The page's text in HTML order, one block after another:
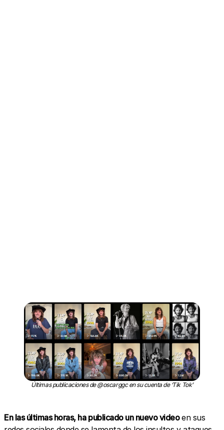
Últimas publicaciones de @oscarggc en su cuenta de ‘Tik Tok’
En las últimas horas, ha publicado un nuevo videoen sus